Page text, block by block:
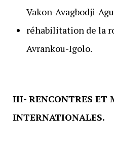
Vakon-Avagbodji-
réhabilitation de la
Avrankou-Igolo.
III- RENCONTRES ET
INTERNATIONALES.